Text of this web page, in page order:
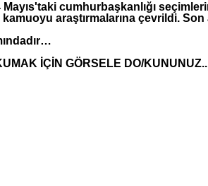
cumhurbaşkanlığı
kamuoyu araştırmalarına çevrildi. Son
İÇİN GÖRSELE DO/